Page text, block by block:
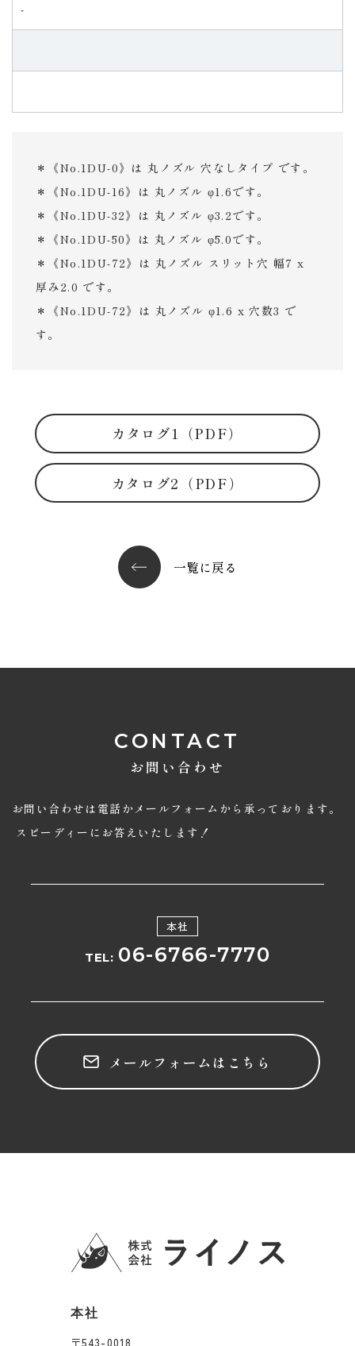
‐
＊《No.1DU-0》は 丸ノズル 穴なしタイプ です。
＊《No.1DU-16》は 丸ノズル φ1.6です。
＊《No.1DU-32》は 丸ノズル φ3.2です。
＊《No.1DU-50》は 丸ノズル φ5.0です。
＊《No.1DU-72》は 丸ノズル スリット穴 幅7 x
厚み2.0 です。
＊《No.1DU-72》は 丸ノズル φ1.6 x 穴数3 で
す。
カタログ1（PDF）
カタログ2（PDF）
一覧に戻る
CONTACT
お問い合わせ
お問い合わせは電話かメールフォームから承っております。
スピーディーにお答えいたします！
本社
TEL: 06-6766-7770
メールフォームはこちら
本社
〒543-0018